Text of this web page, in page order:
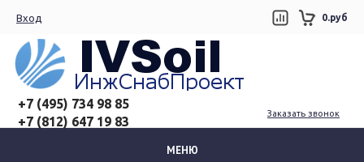
Вход 0.руб
+7 (495) 734 98 85
+7 (812) 647 19 83
Заказать звонок
МЕНЮ